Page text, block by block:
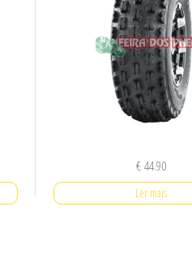
€44.90
Ler mais